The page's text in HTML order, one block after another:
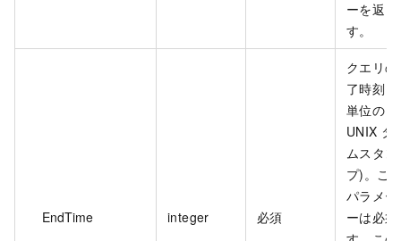
ーを返
す。
EndTime integer 必須
クエリ
了時刻 (
単位の
UNIX タ
ムスタン
プ)。こ
パラメー
ーは必